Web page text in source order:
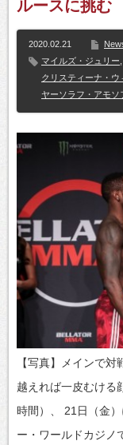
ルースに挑む
2020.02.21
マイルズ・ジュリー
クリスティーナ・ウ
ヤーソラフ・アモソ
【写真】メインで
越えれば一皮むける
時間）、 21日（金
ー・ワールドカジノ